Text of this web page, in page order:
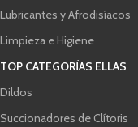
Lubricantes y Afrodisíacos
Limpieza e Higiene
TOP CATEGORÍAS ELLAS
Dildos
Succionadores de Clítoris